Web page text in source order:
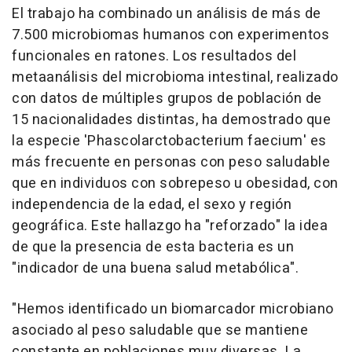
El trabajo ha combinado un análisis de más de
7.500 microbiomas humanos con experimentos
funcionales en ratones. Los resultados del
metaanálisis del microbioma intestinal, realizado
con datos de múltiples grupos de población de
15 nacionalidades distintas, ha demostrado que
la especie 'Phascolarctobacterium faecium' es
más frecuente en personas con peso saludable
que en individuos con sobrepeso u obesidad, con
independencia de la edad, el sexo y región
geográfica. Este hallazgo ha "reforzado" la idea
de que la presencia de esta bacteria es un
"indicador de una buena salud metabólica".
"Hemos identificado un biomarcador microbiano
asociado al peso saludable que se mantiene